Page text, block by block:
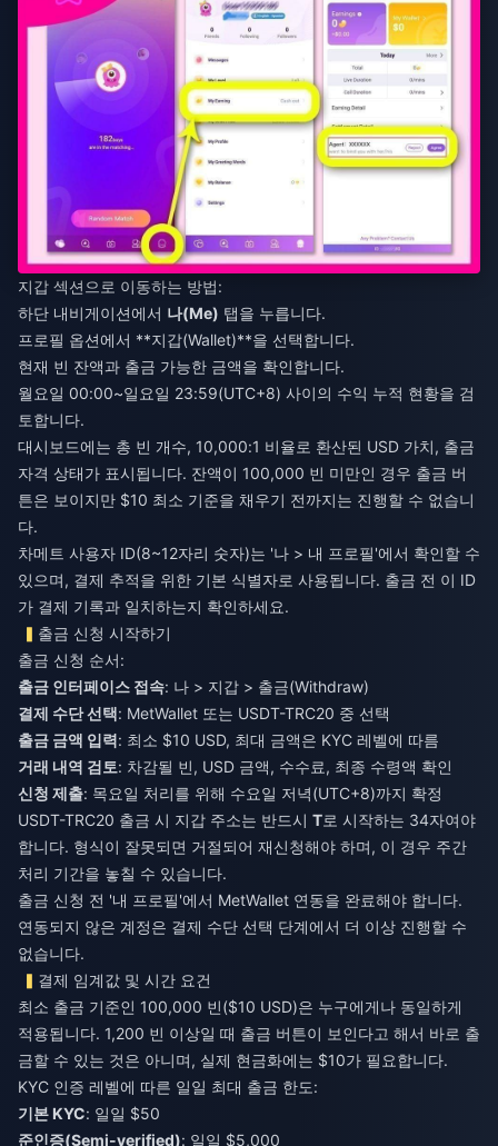
지갑 섹션으로 이동하는 방법:
하단 내비게이션에서 나(Me) 탭을 누릅니다.
프로필 옵션에서 **지갑(Wallet)**을 선택합니다.
현재 빈 잔액과 출금 가능한 금액을 확인합니다.
월요일 00:00~일요일 23:59(UTC+8) 사이의 수익 누적 현황을 검
토합니다.
대시보드에는 총 빈 개수, 10,000:1 비율로 환산된 USD 가치, 출금
자격 상태가 표시됩니다. 잔액이 100,000 빈 미만인 경우 출금 버
튼은 보이지만 $10 최소 기준을 채우기 전까지는 진행할 수 없습니
다.
차메트 사용자 ID(8~12자리 숫자)는 '나 > 내 프로필'에서 확인할 수
있으며, 결제 추적을 위한 기본 식별자로 사용됩니다. 출금 전 이 ID
가 결제 기록과 일치하는지 확인하세요.
출금 신청 시작하기
출금 신청 순서:
출금 인터페이스 접속: 나 > 지갑 > 출금(Withdraw)
결제 수단 선택: MetWallet 또는 USDT-TRC20 중 선택
출금 금액 입력: 최소 $10 USD, 최대 금액은 KYC 레벨에 따름
거래 내역 검토: 차감될 빈, USD 금액, 수수료, 최종 수령액 확인
신청 제출: 목요일 처리를 위해 수요일 저녁(UTC+8)까지 확정
USDT-TRC20 출금 시 지갑 주소는 반드시 T로 시작하는 34자여야
합니다. 형식이 잘못되면 거절되어 재신청해야 하며, 이 경우 주간
처리 기간을 놓칠 수 있습니다.
출금 신청 전 '내 프로필'에서 MetWallet 연동을 완료해야 합니다.
연동되지 않은 계정은 결제 수단 선택 단계에서 더 이상 진행할 수
없습니다.
결제 임계값 및 시간 요건
최소 출금 기준인 100,000 빈($10 USD)은 누구에게나 동일하게
적용됩니다. 1,200 빈 이상일 때 출금 버튼이 보인다고 해서 바로 출
금할 수 있는 것은 아니며, 실제 현금화에는 $10가 필요합니다.
KYC 인증 레벨에 따른 일일 최대 출금 한도:
기본 KYC: 일일 $50
준인증(Semi-verified): 일일 $5,000